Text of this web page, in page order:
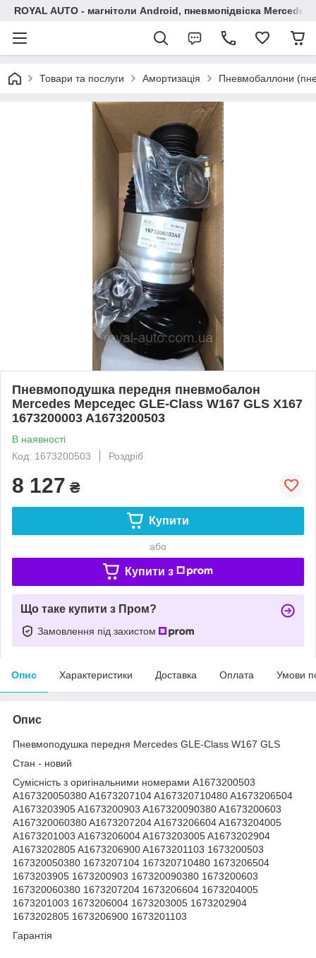
ROYAL AUTO - магнітоли Android, пневмопідвіска
Товари та послуги Амортизація Пневмобаллони
Пневмоподушка передня пневмобалон
Mercedes Мерседес GLE-Class W167 GLS X167
1673200003 A1673200503
В наявності
Код: 1673200503
Роздріб
8 127 ₴
Купити
або
Купити з
Що таке купити з Пром?
Замовлення під захистом
Опис Характеристики Доставка Оплата Умови
Опис
Пневмоподушка передня Mercedes GLE-Class W167 GLS
Стан - новий
Сумісність з оригінальними номерами A1673200503
A167320050380 A1673207104 A167320710480 A1673206504
A1673203905 A1673200903 A167320090380 A1673200603
A167320060380 A1673207204 A1673206604 A1673204005
A1673201003 A1673206004 A1673203005 A1673202904
A1673202805 A1673206900 A1673201103 1673200503
167320050380 1673207104 167320710480 1673206504
1673203905 1673200903 167320090380 1673200603
167320060380 1673207204 1673206604 1673204005
1673201003 1673206004 1673203005 1673202904
1673202805 1673206900 1673201103
Гарантія